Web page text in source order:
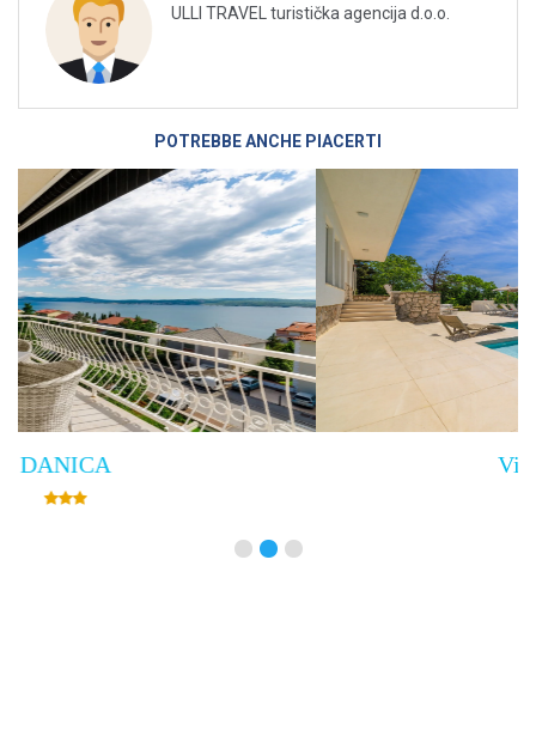
ULLI TRAVEL turistička agencija d.o.o.
POTREBBE ANCHE PIACERTI